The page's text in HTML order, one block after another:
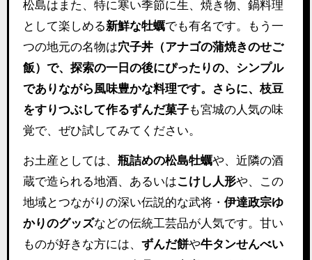
松島はまた、特に寒い季節に生、焼き物、鍋料理
として楽しめる新鮮な牡蠣でも有名です。もう一
つの地元の名物は穴子丼（アナゴの蒲焼きのせご
飯）で、探索の一日の後にぴったりの、シンプル
でありながら風味豊かな料理です。さらに、枝豆
をすりつぶして作るずんだ菓子も宮城の人気の味
覚で、ぜひ試してみてください。
お土産としては、 瓶詰めの松島牡蠣や、近隣の酒
蔵で造られる地酒、あるいはこけし人形や、この
地域とつながりの深い伝説的な武将・ 伊達政宗ゆ
かりのグッズなどの伝統工芸品が人気です。甘い
ものが好きな方には、 ずんだ餅や牛タンせんべい